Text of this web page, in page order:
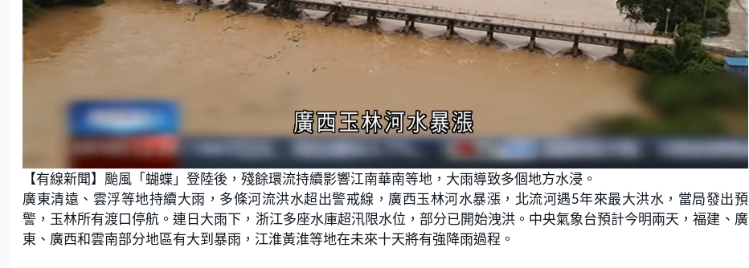
n
m
u
t
e
L
a
d
e
d
:
6
2
7
9
【有線新聞】颱風「蝴蝶」登陸後，殘餘環流持續影響江南華南等地，大雨導致多個地方水浸。
廣東清遠、雲浮等地持續大雨，多條河流洪水超出警戒線，廣西玉林河水暴漲，北流河遇5年來最大洪水，當局發出預
警，玉林所有渡口停航。連日大雨下，浙江多座水庫超汛限水位，部分已開始洩洪。中央氣象台預計今明兩天，福建、廣
東、廣西和雲南部分地區有大到暴雨，江淮黃淮等地在未來十天將有強降雨過程。